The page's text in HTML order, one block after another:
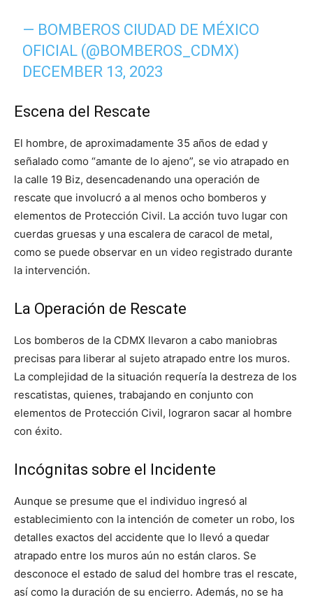
— BOMBEROS CIUDAD DE MÉXICO
OFICIAL (@BOMBEROS_CDMX)
DECEMBER 13, 2023
Escena del Rescate
El hombre, de aproximadamente 35 años de edad y
señalado como “amante de lo ajeno”, se vio atrapado en
la calle 19 Biz, desencadenando una operación de
rescate que involucró a al menos ocho bomberos y
elementos de Protección Civil. La acción tuvo lugar con
cuerdas gruesas y una escalera de caracol de metal,
como se puede observar en un video registrado durante
la intervención.
La Operación de Rescate
Los bomberos de la CDMX llevaron a cabo maniobras
precisas para liberar al sujeto atrapado entre los muros.
La complejidad de la situación requería la destreza de los
rescatistas, quienes, trabajando en conjunto con
elementos de Protección Civil, lograron sacar al hombre
con éxito.
Incógnitas sobre el Incidente
Aunque se presume que el individuo ingresó al
establecimiento con la intención de cometer un robo, los
detalles exactos del accidente que lo llevó a quedar
atrapado entre los muros aún no están claros. Se
desconoce el estado de salud del hombre tras el rescate,
así como la duración de su encierro. Además, no se ha